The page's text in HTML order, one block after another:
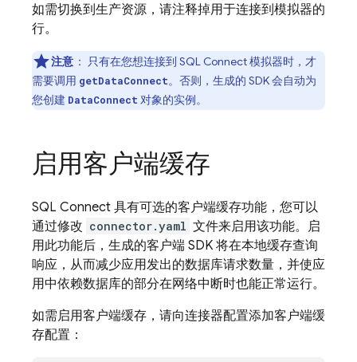
如需切换到生产资源，请注释掉用于连接到模拟器的
行。
注意 ： 只有在您想连接到 SQL Connect模拟器时，才
需要调用 getDataConnect。否则，生成的 SDK 会自动为
您创建 DataConnect 对象的实例。
启用客户端缓存
SQL Connect 具有可选的客户端缓存功能，您可以
通过修改 connector.yaml 文件来启用该功能。启
用此功能后，生成的客户端 SDK 将在本地缓存查询
响应，从而减少应用发出的数据库请求数量，并使应
用中依赖数据库的部分在网络中断时也能正常运行。
如需启用客户端缓存，请向连接器配置添加客户端缓
存配置：